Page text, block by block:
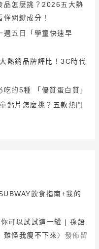
品怎麼挑？2026五大熱
關鍵成分！
週五日「學童快速早
熱銷品牌評比！3C時代
的5種 「優質蛋白質」
鈣片怎麼挑？五款熱門
飲食指南+我的
你可以試試這一罐 | 孫語
難怪我瘦不下來〉發佈留